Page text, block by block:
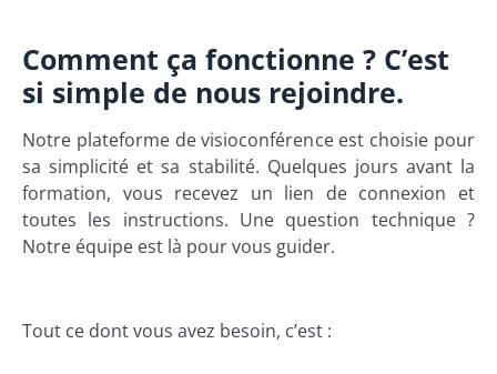
Comment ça fonctionne ? C’est
si simple de nous rejoindre.
Notre plateforme de visioconférence est choisie pour
sa simplicité et sa stabilité. Quelques jours avant la
formation, vous recevez un lien de connexion et
toutes les instructions. Une question technique ?
Notre équipe est là pour vous guider.
Tout ce dont vous avez besoin, c’est :